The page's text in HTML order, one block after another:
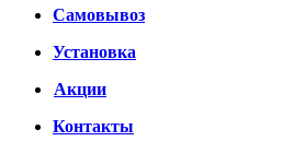
Самовывоз
Установка
Акции
Контакты